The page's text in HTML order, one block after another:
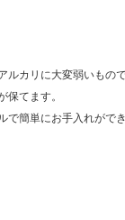
カリに大変弱いもので
てます。
簡単にお手入れができ